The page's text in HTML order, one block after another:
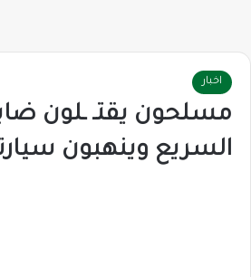
اخبار
مسلحون يقتـ ـلون
السريع وينهبون